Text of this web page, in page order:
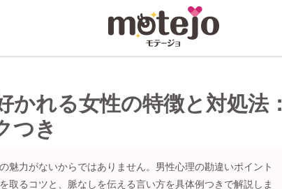
かれる女性の特徴と対処法：
つき
魅力がないからではありません。男性心理の勘違いポイント
取るコツと、脈なしを伝える言い方を具体例つきで解説しま